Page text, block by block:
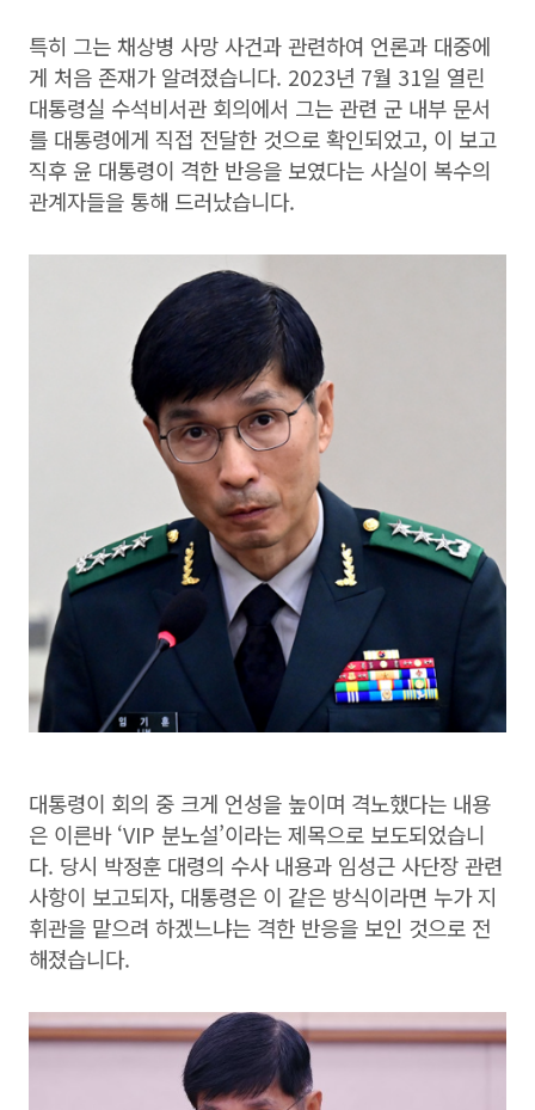
특히 그는 채상병 사망 사건과 관련하여 언론과 대중에
게 처음 존재가 알려졌습니다. 2023년 7월 31일 열린
대통령실 수석비서관 회의에서 그는 관련 군 내부 문서
를 대통령에게 직접 전달한 것으로 확인되었고, 이 보고
직후 윤 대통령이 격한 반응을 보였다는 사실이 복수의
관계자들을 통해 드러났습니다.
대통령이 회의 중 크게 언성을 높이며 격노했다는 내용
은 이른바 ‘VIP 분노설’이라는 제목으로 보도되었습니
다. 당시 박정훈 대령의 수사 내용과 임성근 사단장 관련
사항이 보고되자, 대통령은 이 같은 방식이라면 누가 지
휘관을 맡으려 하겠느냐는 격한 반응을 보인 것으로 전
해졌습니다.